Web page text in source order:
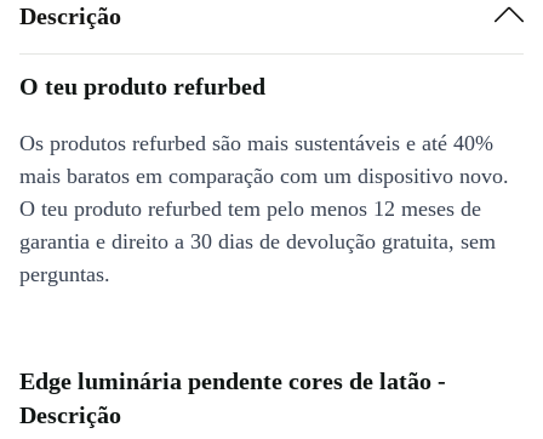
Descrição
O teu produto refurbed
Os produtos refurbed são mais sustentáveis e até 40%
mais baratos em comparação com um dispositivo novo.
O teu produto refurbed tem pelo menos 12 meses de
garantia e direito a 30 dias de devolução gratuita, sem
perguntas.
Edge luminária pendente cores de latão -
Descrição